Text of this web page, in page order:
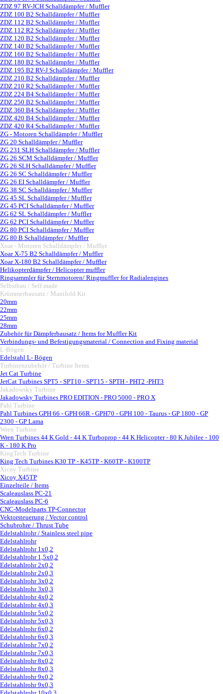
ZDZ 97 RV-JCH Schalldämpfer / Muffler
ZDZ 100 B2 Schalldämpfer / Muffler
ZDZ 112 B2 Schalldämpfer / Muffler
ZDZ 112 R2 Schalldämpfer / Muffler
ZDZ 120 B2 Schalldämpfer / Muffler
ZDZ 140 B2 Schalldämpfer / Muffler
ZDZ 160 B2 Schalldämpfer / Muffler
ZDZ 180 B2 Schalldämpfer / Muffler
ZDZ 195 B2 RV-J Schalldämpfer / Muffler
ZDZ 210 B2 Schalldämpfer / Muffler
ZDZ 210 R2 Schalldämpfer / Muffler
ZDZ 224 B4 Schalldämpfer / Muffler
ZDZ 250 B2 Schalldämpfer / Muffler
ZDZ 360 B4 Schalldämpfer / Muffler
ZDZ 420 B4 Schalldämpfer / Muffler
ZDZ 420 R4 Schalldämpfer / Muffler
ZG - Motoren Schalldämpfer / Muffler▼
ZG 20 Schalldämpfer / Muffler
ZG 231 SLH Schalldämpfer / Muffler
ZG 26 SCM Schalldämpfer / Muffler
ZG 26 SLH Schalldämpfer / Muffler
ZG 26 SC Schalldämpfer / Muffler
ZG 26 EI Schalldämpfer / Muffler
ZG 38 SC Schalldämpfer / Muffler
ZG 45 SL Schalldämpfer / Muffler
ZG 45 PCI Schalldämpfer / Muffler
ZG 62 SL Schalldämpfer / Muffler
ZG 62 PCI Schalldämpfer / Muffler
ZG 80 PCI Schalldämpfer / Muffler
ZG 80 B Schalldämpfer / Muffler
Xoar - Motoren Schalldämpfer / Muffler
Xoar X-75 B2 Schalldämpfer / Muffler
Xoar X-180 B2 Schalldämpfer / Muffler
Helikopterdämpfer / Helicopter muffler
Ringsammler für Sternmotoren/ Ringmuffler for Radialengines
Selbstbau / Self made
Krümmerbausatz / Manifold Kit
20mm
22mm
25mm
28mm
Zubehör für Dämpferbausatz / Items for Muffler Kit
Verbindungs- und Befestigungsmaterial / Connection and Fixing material
L-Bögen
Edelstahl L- Bögen
Turbinenzubehör / Turbine Items
Jet Cat Turbine
JetCat Turbines SPT5 - SPT10 - SPT15 - SPTH - PHT2 -PHT3
Jakadowsky Turbine
Jakadowsky Turbines PRO EDITION - PRO 5000 - PRO X
Pahl Turbine
Pahl Turbines GPH 66 - GPH 66R - GPH70 - GPH 100 - Taurus - GP 1800 - GP
2300 - GP Lama
Wren Turbine
Wren Turbines 44 K Gold - 44 K Turboprop - 44 K Helicopter - 80 K Jubilee - 100
K - 180 K Pro
KingTech Turbine
King Tech Turbines K30 TP - K45TP - K60TP - K100TP
Xicoy Turbine
Xicoy X45TP
Einzelteile / Items
Scaleauslass PC-21
Scaleauslass PC-6
CNC-Modelparts TP-Connector
Vektorsteuerung / Vector control
Schubrohre / Thrust Tube
Edelstahlrohr / Stainless steel pipe
Edelstahlrohr
Edelstahlrohr 1x0,2
Edelstahlrohr 1,5x0,2
Edelstahlrohr 2x0,2
Edelstahlrohr 2x0,3
Edelstahlrohr 3x0,2
Edelstahlrohr 3x0,3
Edelstahlrohr 4x0,2
Edelstahlrohr 4x0,3
Edelstahlrohr 5x0,2
Edelstahlrohr 5x0,3
Edelstahlrohr 6x0,2
Edelstahlrohr 6x0,3
Edelstahlrohr 7x0,2
Edelstahlrohr 7x0,3
Edelstahlrohr 8x0,2
Edelstahlrohr 8x0,3
Edelstahlrohr 9x0,2
Edelstahlrohr 9x0,3